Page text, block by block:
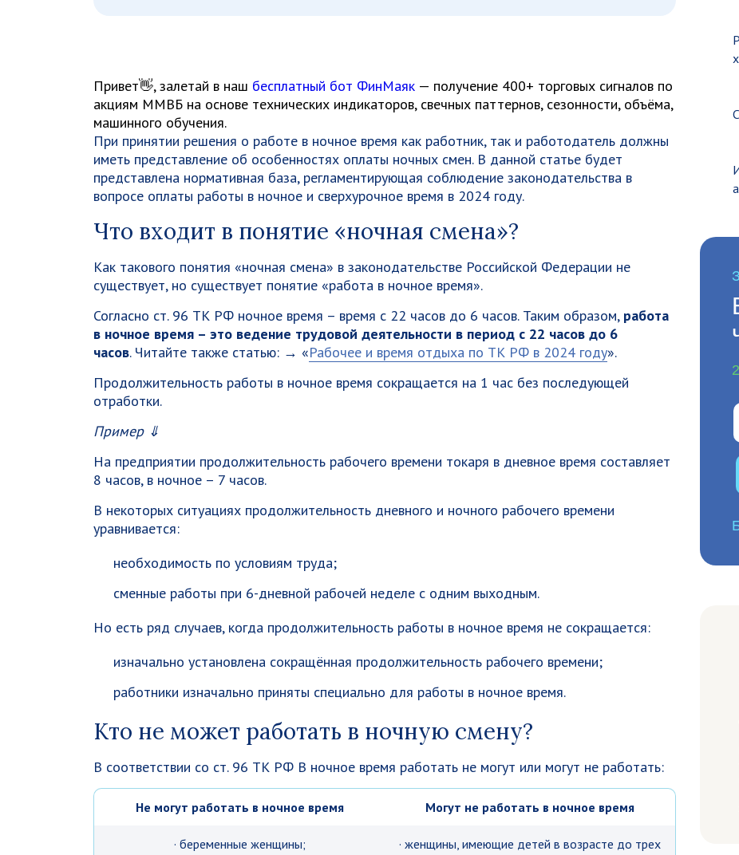
Привет👋, залетай в наш бесплатный бот ФинМаяк — получение 400+ торговых сигналов по
акциям ММВБ на основе технических индикаторов, свечных паттернов, сезонности, объёма,
машинного обучения.
При принятии решения о работе в ночное время как работник, так и работодатель должны
иметь представление об особенностях оплаты ночных смен. В данной статье будет
представлена нормативная база, регламентирующая соблюдение законодательства в
вопросе оплаты работы в ночное и сверхурочное время в 2024 году.
Что входит в понятие «ночная смена»?
Как такового понятия «ночная смена» в законодательстве Российской Федерации не
существует, но существует понятие «работа в ночное время».
Согласно ст. 96 ТК РФ ночное время – время с 22 часов до 6 часов. Таким образом, работа
в ночное время – это ведение трудовой деятельности в период с 22 часов до 6
часов. Читайте также статью: → «Рабочее и время отдыха по ТК РФ в 2024 году».
Продолжительность работы в ночное время сокращается на 1 час без последующей
отработки.
Пример ⇓
На предприятии продолжительность рабочего времени токаря в дневное время составляет
8 часов, в ночное – 7 часов.
В некоторых ситуациях продолжительность дневного и ночного рабочего времени
уравнивается:
необходимость по условиям труда;
сменные работы при 6-дневной рабочей неделе с одним выходным.
Но есть ряд случаев, когда продолжительность работы в ночное время не сокращается:
изначально установлена сокращённая продолжительность рабочего времени;
работники изначально приняты специально для работы в ночное время.
Кто не может работать в ночную смену?
В соответствии со ст. 96 ТК РФ В ночное время работать не могут или могут не работать:
Не могут работать в ночное время Могут не работать в ночное время
· беременные женщины;
· женщины, имеющие детей в возрасте до трех